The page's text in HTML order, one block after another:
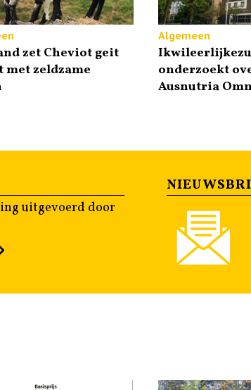
zet Cheviot geit
met zeldzame
Algemeen
onderzoekt
Ausnutria
uitgevoerd door